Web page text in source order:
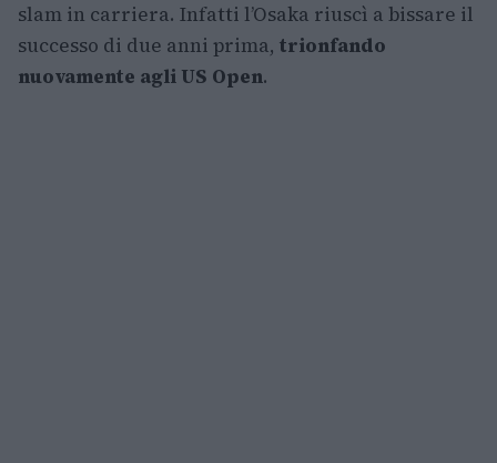
slam in carriera. Infatti l’Osaka riuscì a bissare il
successo di due anni prima, trionfando
nuovamente agli US Open.